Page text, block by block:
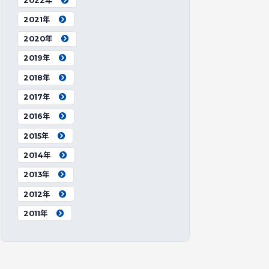
2021年
2020年
2019年
2018年
2017年
2016年
2015年
2014年
2013年
2012年
2011年